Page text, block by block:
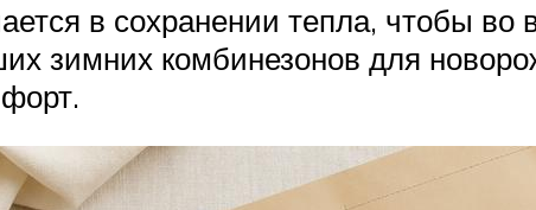
в сохранении тепла, чтобы во
зимних комбинезонов для